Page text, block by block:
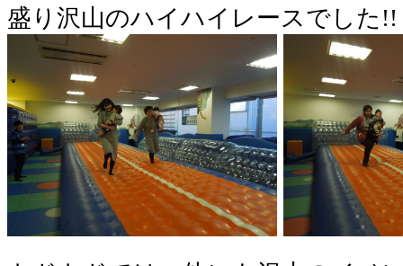
盛り沢山のハイハイレースでした!!